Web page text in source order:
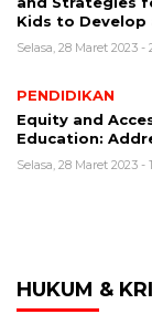
Kids to Develop
Selasa, 28 Maret 2023 -
PENDIDIKAN
Equity and
Education:
Selasa, 28 Maret 2023 -
HUKUM &